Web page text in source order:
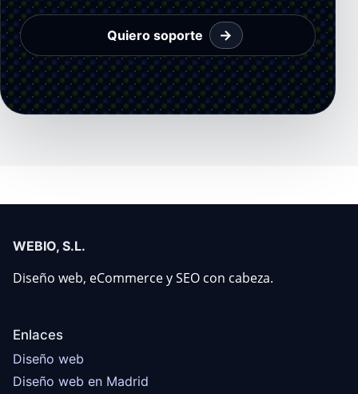
Quiero soporte →
WEBIO, S.L.
Diseño web, eCommerce y SEO con cabeza.
Enlaces
Diseño web
Diseño web en Madrid